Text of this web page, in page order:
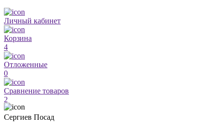
Личный кабинет
Корзина
4
Отложенные
0
Сравнение товаров
2
Сергиев Посад